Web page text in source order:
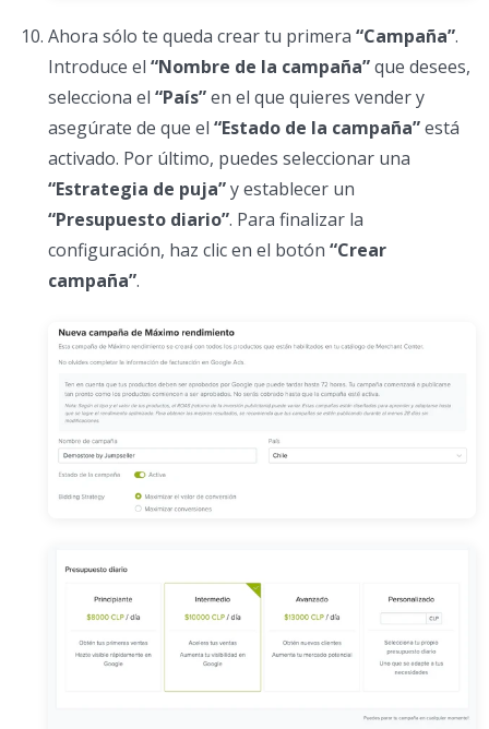
Ahora sólo te queda crear tu primera “Campaña”.
Introduce el “Nombre de la campaña”que desees,
selecciona el “País”en el que quieres vender y
asegúrate de que el “Estado de la campaña”está
activado. Por último, puedes seleccionar una
“Estrategia de puja”y establecer un
“Presupuesto diario”. Para finalizar la
configuración, haz clic en el botón “Crear
campaña”.